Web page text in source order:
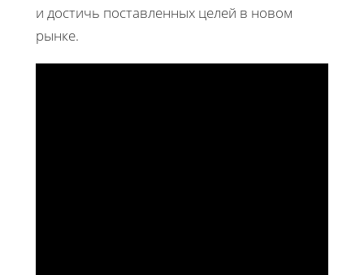
и достичь поставленных целей в новом
рынке.